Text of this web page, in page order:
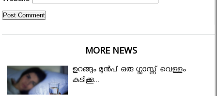
MORE NEWS
ഉറങ്ങും മുന്‍പ് ഒരു ഗ്ലാസ്സ് വെള്ളം
കുടിക്കൂ...